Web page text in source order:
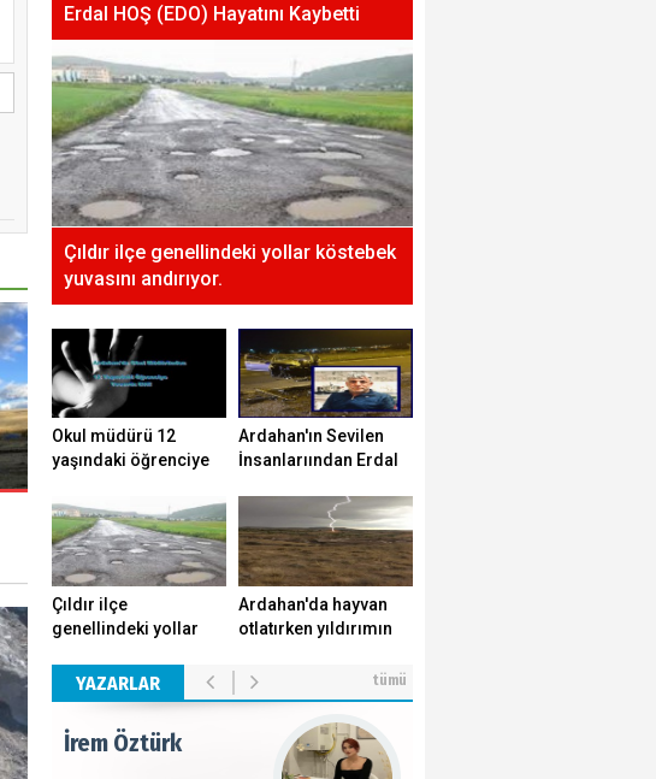
Erdal HOŞ (EDO) Hayatını Kaybetti
Çıldır ilçe genellindeki yollar köstebek
yuvasını andırıyor.
Okul müdürü 12
yaşındaki öğrenciye
Ardahan'ın Sevilen
İnsanlarıından Erdal
Çıldır ilçe
genellindeki yollar
andırıyor.
Ardahan'da hayvan
otlatırken yıldırımın
yaşamını yitirdi.
YAZARLAR tümü
Kış Depresyonu Nedir?
İrem Öztürk
İrem Öztürk